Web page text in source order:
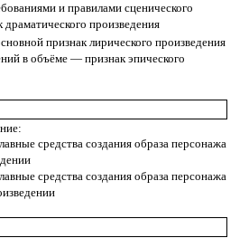
и правилами сценического
произведения
признак лирического произведения
в объёме — признак эпического
средства создания образа персонажа
средства создания образа персонажа